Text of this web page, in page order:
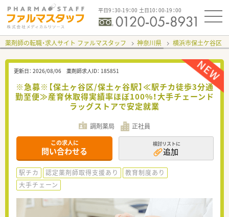
平日9：30-19：00 土日10：00-19：00
薬剤師の転職・求人サイト ファルマスタッフ 神奈川県 横浜市保土ケ谷区
更新日： 2026/08/06 薬剤師求人ID： 185851
※急募※【保土ヶ谷区/保土ヶ谷駅】≪駅チカ徒歩3分通
勤至便≫産育休取得実績率ほぼ100%！大手チェーンド
ラッグストアで安定就業
調剤薬局 正社員
この求人に
問い合わせる
検討リストに
追加
駅チカ 認定薬剤師取得支援あり
教育制度あり
大手チェーン